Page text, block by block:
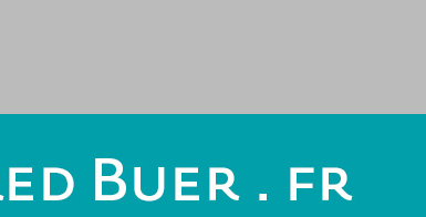
fr
UN COMBO POUR DÉVELOPPER LES MOBILITÉS ACTIVES